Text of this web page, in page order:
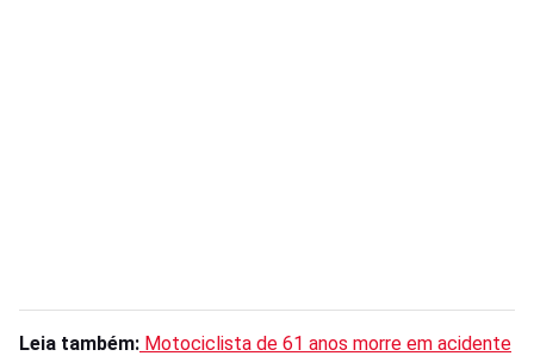
Leia também: Motociclista de 61 anos morre em acidente